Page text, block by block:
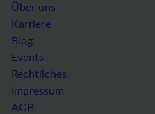
Über uns
Karriere
Blog
Events
Rechtliches
Impressum
AGB